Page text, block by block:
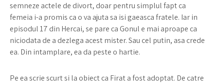
semneze actele de divort, doar pentru simplul fapt ca
femeia i-a promis ca o va ajuta sa isi gaeasca fratele. Iar in
episodul 17 din Hercai, se pare ca Gonul e mai aproape ca
niciodata de a dezlega acest mister. Sau cel putin, asa crede
ea. Din intamplare, ea da peste o hartie.
Pe ea scrie scurt si la obiect ca Firat a fost adoptat. De catre